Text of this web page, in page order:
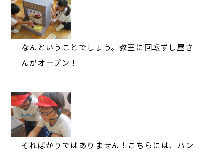
なんということでしょう。教室に回転ずし屋さ
んがオープン！
そればかりではありません！こちらには、ハン